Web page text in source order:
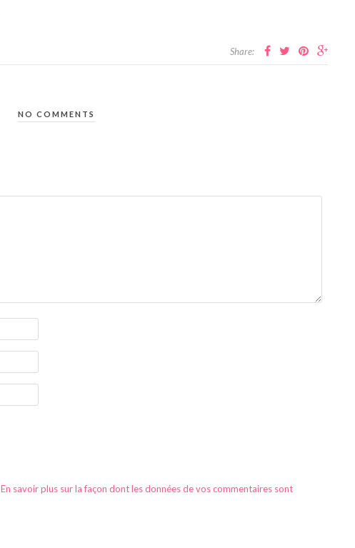
Share:
NO COMMENTS
En savoir plus sur la façon dont les données de vos commentaires sont